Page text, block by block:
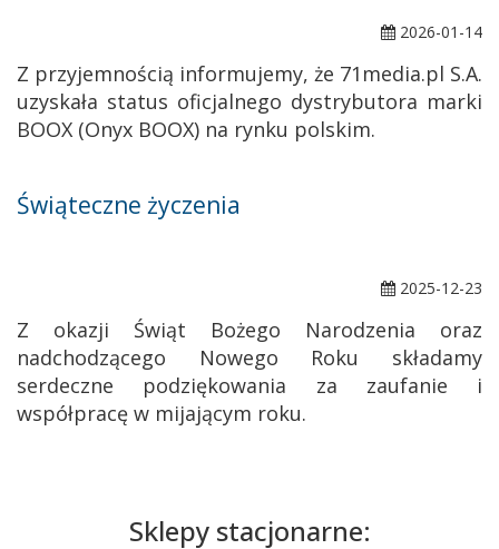
2026-01-14
Z przyjemnością informujemy, że 71media.pl S.A.
uzyskała status oficjalnego dystrybutora marki
BOOX (Onyx BOOX) na rynku polskim.
Świąteczne życzenia
2025-12-23
Z okazji Świąt Bożego Narodzenia oraz
nadchodzącego Nowego Roku składamy
serdeczne podziękowania za zaufanie i
współpracę w mijającym roku.
Sklepy stacjonarne: